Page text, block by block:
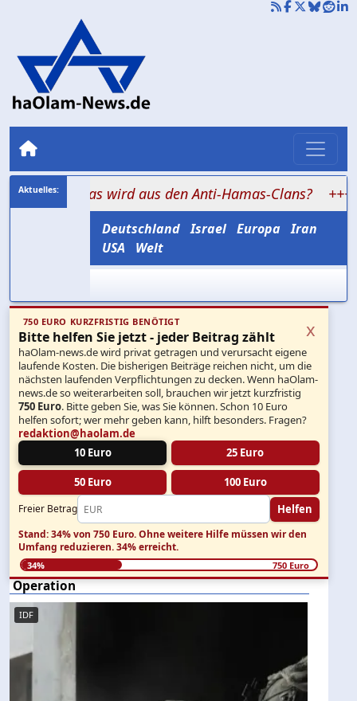
Was wird aus den Anti-Hamas-Clans? +++ Mit
Deutschland Israel Europa Iran
USA
Welt
750 EURO KURZFRISTIG BENÖTIGT
Bitte helfen Sie jetzt - jeder Beitrag zählt
haOlam-news.de wird privat getragen und verursacht eigene
laufende Kosten. Die bisherigen Beiträge reichen nicht, um die
nächsten laufenden Verpflichtungen zu decken. Wenn haOlam-
news.de so weiterarbeiten soll, brauchen wir jetzt kurzfristig
750 Euro. Bitte geben Sie, was Sie können. Schon 10 Euro
helfen sofort; wer mehr geben kann, hilft besonders. Fragen?
redaktion@haolam.de
10 Euro
25 Euro
50 Euro 100 Euro
Freier Betrag Helfen
x
Stand: 34% von 750 Euro.Ohne weitere Hilfe müssen wir den
Umfang reduzieren.34% erreicht.
34% 750 Euro
Operation
IDF